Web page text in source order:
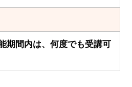
間内は、何度でも受講可